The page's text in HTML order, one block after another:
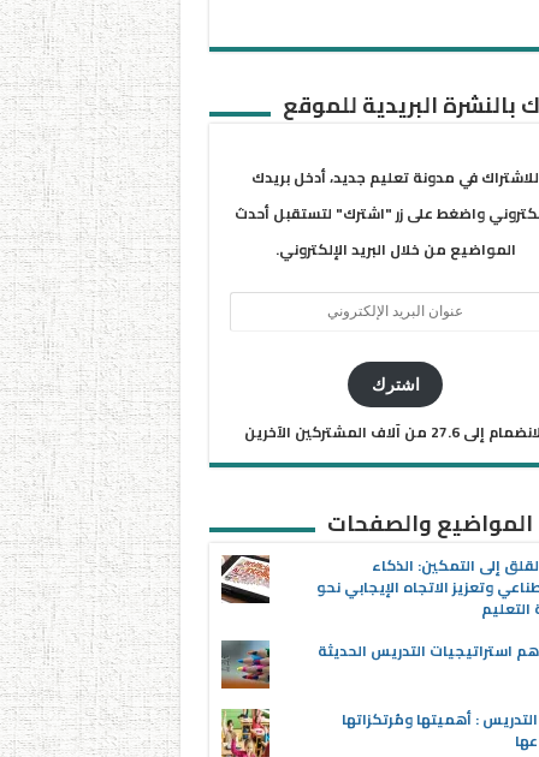
بالنشرة البريدية للموقع
للاشتراك في مدونة تعليم جديد، أدخل بريدك
واضغط على زر "اشترك" لتستقبل أحدث
المواضيع من خلال البريد الإلكتروني.
اشترك
إلى 27.6 من آلاف المشتركين الآخرين
المواضيع والصفحات
إلى التمكين: الذكاء
وتعزيز الاتجاه الإيجابي نحو
استراتيجيات التدريس الحديثة
: أهميتها ومُرتكزاتها